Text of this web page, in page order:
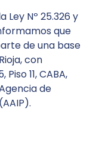
Ley Nº 25.326 y
que
de una base
con
11, CABA,
de